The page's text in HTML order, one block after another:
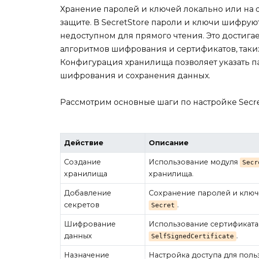
Хранение паролей и ключей локально или на
защите. В SecretStore пароли и ключи
недоступном для прямого чтения. Это
алгоритмов шифрования и сертификатов,
Конфигурация хранилища позволяет указать
шифрования и сохранения данных.
Рассмотрим основные шаги по настройке
Действие Описание
Создание
хранилища
Использование модуля
хранилища.
Добавление
секретов
Сохранение паролей и
Secret .
Шифрование
данных
Использование
SelfSignedCertificate .
Назначение Настройка доступа для